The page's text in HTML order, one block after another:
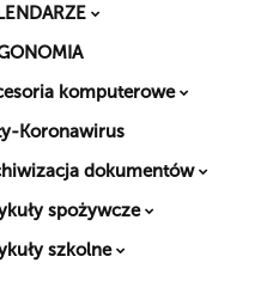
komputerowe
Koronawirus
dokumentów
spożywcze
szkolne